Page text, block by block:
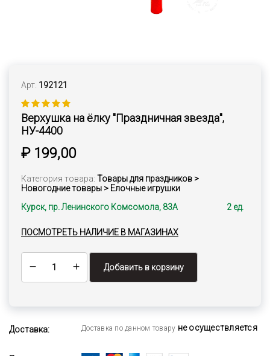
Арт. 192121
Верхушка на ёлку "Праздничная звезда",
НУ-4400
₽ 199,00
Категория товара: Товары для праздников >
Новогодние товары > Елочные игрушки
Курск, пр. Ленинского Комсомола, 83А
2 ед.
ПОСМОТРЕТЬ НАЛИЧИЕ В МАГАЗИНАХ
Добавить в корзину
Доставка: Доставка по данном товару не осуществляется